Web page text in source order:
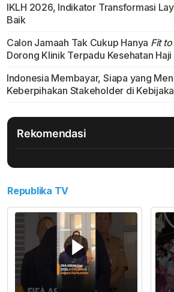
IKLH 2026, Indikator Transformasi
Baik
Calon Jamaah Tak Cukup Hanya Fit
Dorong Klinik Terpadu Kesehatan Haji
Indonesia Membayar, Siapa yang
Keberpihakan Stakeholder di
Rekomendasi
Republika TV